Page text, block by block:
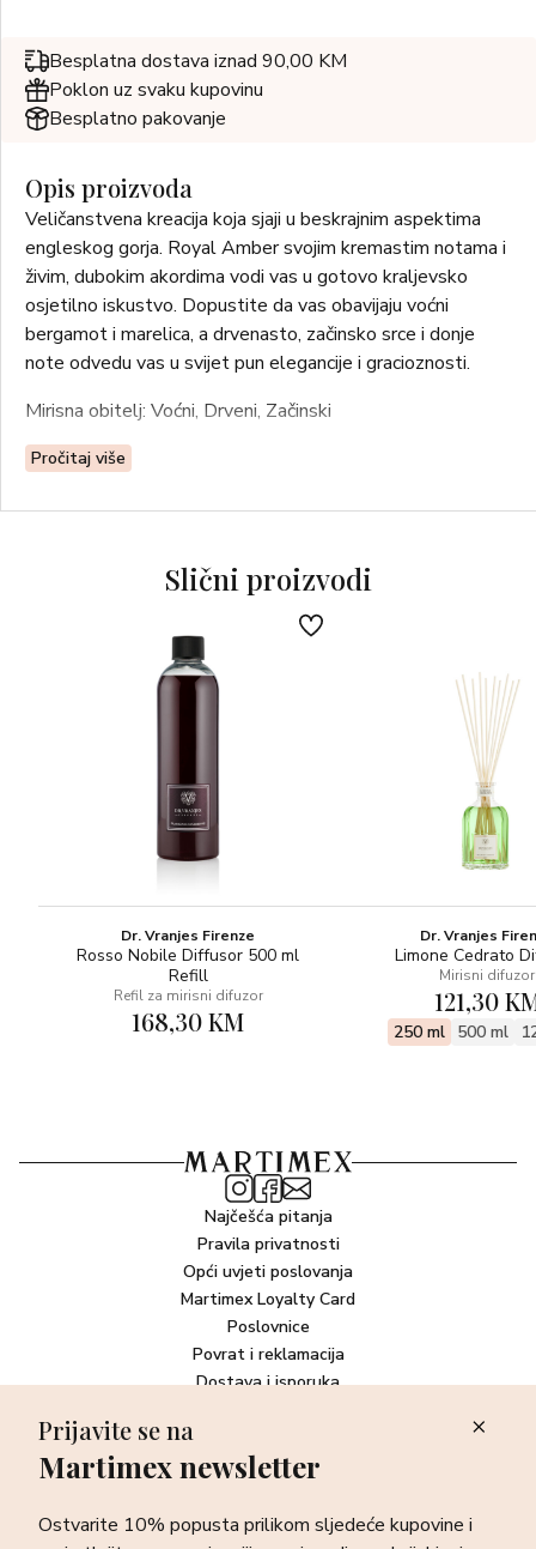
Besplatna dostava iznad 90,00 KM
Poklon uz svaku kupovinu
Besplatno pakovanje
Opis proizvoda
Veličanstvena kreacija koja sjaji u beskrajnim aspektima
engleskog gorja. Royal Amber svojim kremastim notama i
živim, dubokim akordima vodi vas u gotovo kraljevsko
osjetilno iskustvo. Dopustite da vas obavijaju voćni
bergamot i marelica, a drvenasto, začinsko srce i donje
note odvedu vas u svijet pun elegancije i gracioznosti.
Mirisna obitelj: Voćni, Drveni, Začinski
GORNJE NOTE: bergamot, marelica, esencija đumbira
NOTE SRCA: ruža, lavanda, kardamom
Pročitaj više
Slični proizvodi
Dr. Vranjes Firenze
Rosso Nobile Diffusor 500 ml
Refill
Refil za mirisni difuzor
168,30 KM
Dr. Vranjes
Limone Cedrato
Mirisni difuzor
121,30
250 ml 500 ml
Najčešća pitanja
Pravila privatnosti
Opći uvjeti poslovanja
Martimex Loyalty Card
Poslovnice
Povrat i reklamacija
Dostava i isporuka
Newsletter
sve o najnovijim proizvodima, akcijskim i ekskluzivnim
Prijavite se na
Martimex newsletter
Ostvarite 10% popusta prilikom sljedeće kupovine i